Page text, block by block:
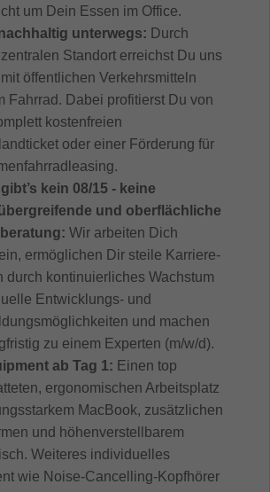
um Dein Essen im Office.
unterwegs: Durch
Standort erreichst Du uns
öffentlichen Verkehrsmitteln
Fahrrad. Dabei profitierst Du von
kostenfreien
oder einer Förderung für
kein 08/15 - keine
und oberflächliche
Wir arbeiten Dich
ermöglichen Dir steile Karriere-
durch kontinuierliches Wachstum
Entwicklungs- und
und machen
zu einem Experten (m/w/d).
ab Tag 1: Einen top
ergonomischen Arbeitsplatz
MacBook, zusätzlichen
und höhenverstellbarem
Weiteres individuelles
wie Noise-Cancelling-Kopfhörer